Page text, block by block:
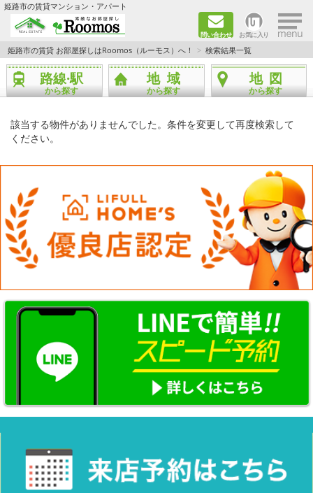
姫路市の賃貸マンション・アパート
問い合わせ お気に入り ×
TOPページ
ファミリー向けの部屋を探す
敷金礼金0円の部屋を探す
都市ガス&オール電化の部屋を探す
☆新築物件☆
☆インターネット無料物件☆
☆敷金·礼金0円物件☆
路線·駅から探す
地域から探す
地図から探す
姫路市の賃貸 お部屋探しはRoomos（ルーモス）へ！ 検索結果一覧
路線·駅
から探す
地域
から探す
地図
から探す
該当する物件がありませんでした。条件を変更して再度検索して
ください。